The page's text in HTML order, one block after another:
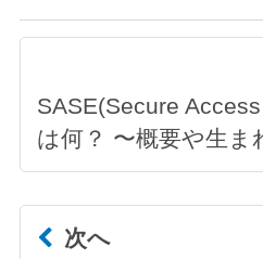
SASE(Secure
は何？ 〜概要や生ま
次へ